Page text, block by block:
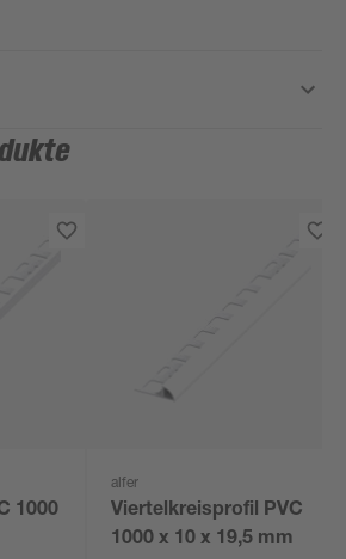
1000
alfer
Viertelkreisprofil PVC
1000 x 10 x 19,5 mm